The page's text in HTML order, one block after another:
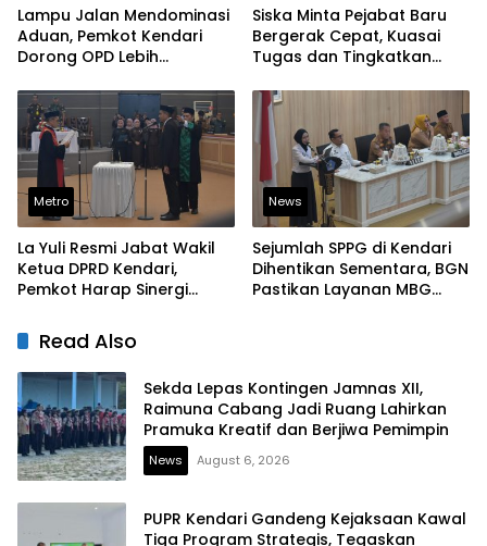
Lampu Jalan Mendominasi
Aduan, Pemkot Kendari
Dorong OPD Lebih
Laporan Warga
Siska Minta Pejabat Baru
Bergerak Cepat, Kuasai
Tugas dan Tingkatkan
Metro
La Yuli Resmi Jabat Wakil
Ketua DPRD Kendari,
Pemkot Harap Sinergi
Solid
News
Sejumlah SPPG di Kendari
Dihentikan Sementara, BGN
Pastikan Layanan MBG
Read Also
Sekda Lepas Kontingen Jamnas XII,
Raimuna Cabang Jadi Ruang Lahirkan
Pramuka Kreatif dan Berjiwa Pemimpin
News August 6, 2026
PUPR Kendari Gandeng Kejaksaan Kawal
Tiga Program Strategis, Tegaskan